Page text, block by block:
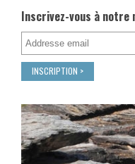
Inscrivez-vous à notre